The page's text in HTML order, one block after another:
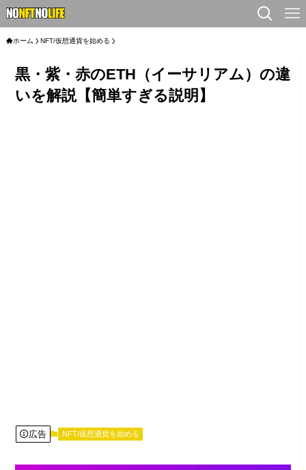
ホーム NFT/仮想通貨を始める
黒・紫・赤のETH（イーサリアム）の違
いを解説【簡単すぎる説明】
広告 NFT/仮想通貨を始める